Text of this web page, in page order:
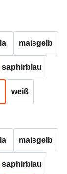
maisgelb
saphirblau
weiß
maisgelb
saphirblau